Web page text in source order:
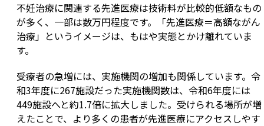
不妊治療に関連する先進医療は技術料が比較的低額なもの
が多く、一部は数万円程度です。「先進医療＝高額ながん
治療」というイメージは、もはや実態とかけ離れていま
す。
受療者の急増には、実施機関の増加も関係しています。令
和3年度に267施設だった実施機関数は、令和6年度には
449施設へと約1.7倍に拡大しました。受けられる場所が増
えたことで、より多くの患者が先進医療にアクセスしやす